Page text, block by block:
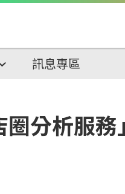
訊息專區
分析服